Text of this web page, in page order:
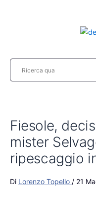
Fiesole,
mister
ripescaggio
Di Lorenzo Topello / 21